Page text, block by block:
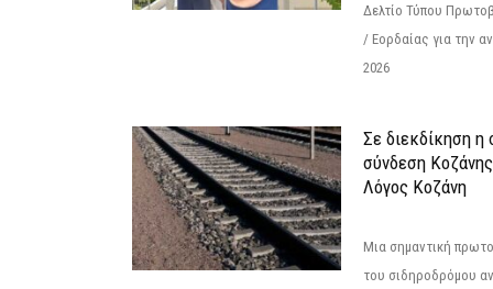
Δελτίο Τύπου
/ Εορδαίας για την
2026
Σε διεκδίκηση η
σύνδεση
Λόγος Κοζάνη
Μια σημαντική
του σιδηροδρόμου